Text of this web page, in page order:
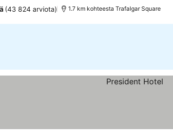
(43 824 arviota) 1.7 km kohteesta Trafalgar Square